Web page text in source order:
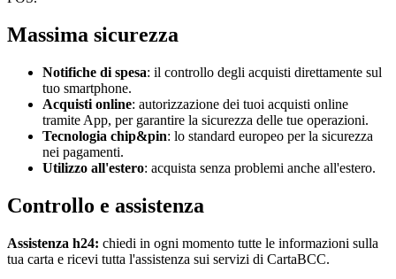
Massima sicurezza
Notifiche di spesa: il controllo degli acquisti direttamente sul
tuo smartphone.
Acquisti online: autorizzazione dei tuoi acquisti online
tramite App, per garantire la sicurezza delle tue operazioni.
Tecnologia chip&pin: lo standard europeo per la sicurezza
nei pagamenti.
Utilizzo all'estero: acquista senza problemi anche all'estero.
Controllo e assistenza
Assistenza h24: chiedi in ogni momento tutte le informazioni sulla
tua carta e ricevi tutta l'assistenza sui servizi di CartaBCC.